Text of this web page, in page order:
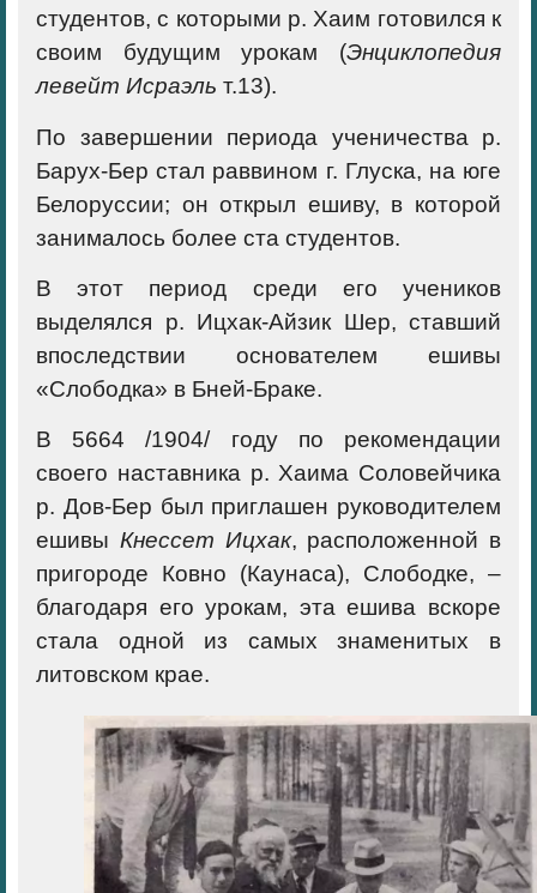
студентов, с которыми р. Хаим готовился к
своим будущим урокам (Энциклопедия
левейт Исраэль т.13).
По завершении периода ученичества р.
Барух-Бер стал раввином г. Глуска, на юге
Белоруссии; он открыл ешиву, в которой
занималось более ста студентов.
В этот период среди его учеников
выделялся р. Ицхак-Айзик Шер, ставший
впоследствии основателем ешивы
«Слободка» в Бней-Браке.
В 5664 /1904/ году по рекомендации
своего наставника р. Хаима Соловейчика
р. Дов-Бер был приглашен руководителем
ешивы Кнессет Ицхак, расположенной в
пригороде Ковно (Каунаса), Слободке, –
благодаря его урокам, эта ешива вскоре
стала одной из самых знаменитых в
литовском крае.